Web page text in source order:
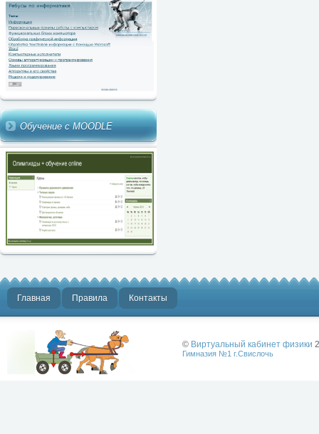
Обучение с MOODLE
Главная Правила Контакты
© Виртуальный кабинет физики
Гимназия №1 г.Свислочь